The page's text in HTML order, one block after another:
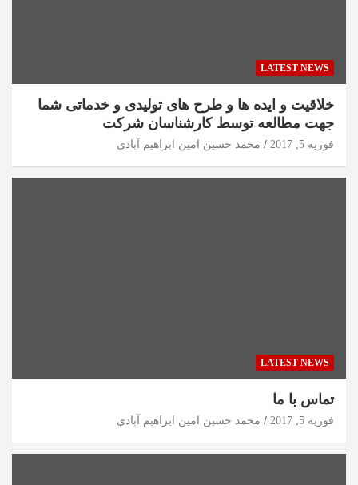
LATEST NEWS
خلاقیت و ایده ها و طرح های تولیدی و خدماتی شما
جهت مطالعه توسط کارشناسان شرکت
فوریه 5, 2017 محمد حسین امین ابراهیم آبادی
LATEST NEWS
تماس با ما
فوریه 5, 2017 محمد حسین امین ابراهیم آبادی